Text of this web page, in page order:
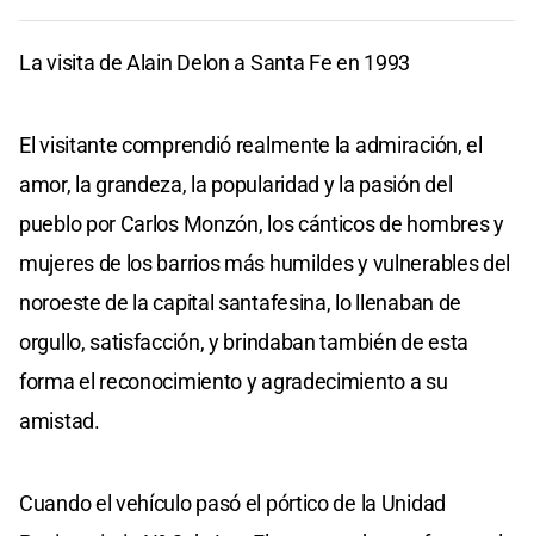
La visita de Alain Delon a Santa Fe en 1993
El visitante comprendió realmente la admiración, el
amor, la grandeza, la popularidad y la pasión del
pueblo por Carlos Monzón, los cánticos de hombres y
mujeres de los barrios más humildes y vulnerables del
noroeste de la capital santafesina, lo llenaban de
orgullo, satisfacción, y brindaban también de esta
forma el reconocimiento y agradecimiento a su
amistad.
Cuando el vehículo pasó el pórtico de la Unidad